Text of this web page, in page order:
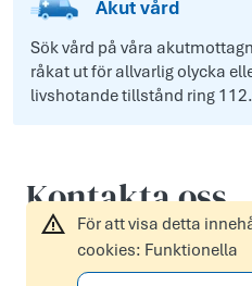
Akut vård
Sök vård på våra
råkat ut för allvarlig olycka
livshotande tillstånd ring 112.
Kontakta oss
För att visa detta
cookies: Funktionella